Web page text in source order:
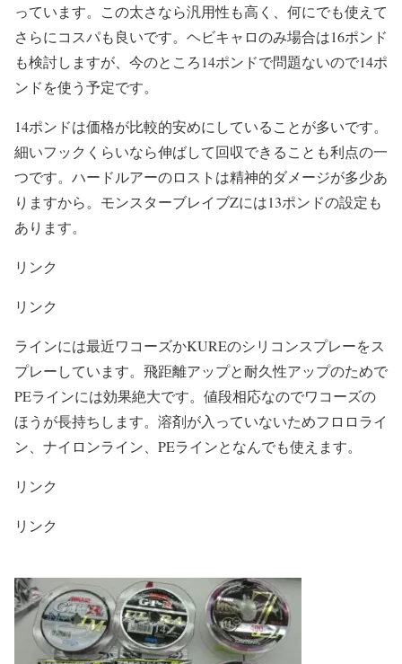
っています。この太さなら汎用性も高く、何にでも使えて
さらにコスパも良いです。ヘビキャロのみ場合は16ポンド
も検討しますが、今のところ14ポンドで問題ないので14ポ
ンドを使う予定です。
14ポンドは価格が比較的安めにしていることが多いです。
細いフックくらいなら伸ばして回収できることも利点の一
つです。ハードルアーのロストは精神的ダメージが多少あ
りますから。モンスターブレイブZには13ポンドの設定も
あります。
リンク
リンク
ラインには最近ワコーズかKUREのシリコンスプレーをス
プレーしています。飛距離アップと耐久性アップのためで
PEラインには効果絶大です。値段相応なのでワコーズの
ほうが長持ちします。溶剤が入っていないためフロロライ
ン、ナイロンライン、PEラインとなんでも使えます。
リンク
リンク